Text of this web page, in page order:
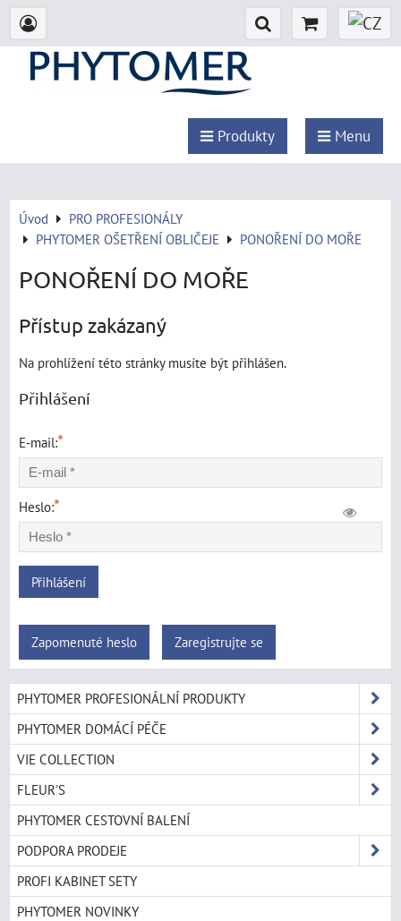
Produkty Menu
Úvod
PRO PROFESIONÁLY
PHYTOMER OŠETŘENÍ OBLIČEJE
PONOŘENÍ DO MOŘE
PONOŘENÍ DO MOŘE
Přístup zakázaný
Na prohlížení této stránky musíte být přihlášen.
Přihlášení
E-mail:*
Heslo:*
Přihlášení
Zapomenuté heslo Zaregistrujte se
PHYTOMER PROFESIONÁLNÍ PRODUKTY
PHYTOMER DOMÁCÍ PÉČE
VIE COLLECTION
FLEUR'S
PHYTOMER CESTOVNÍ BALENÍ
PODPORA PRODEJE
PROFI KABINET SETY
PHYTOMER NOVINKY